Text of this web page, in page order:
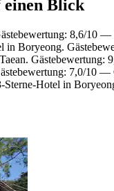
einen Blick
8,6/10 —
in Boryeong.
Gästebewertung:
7,0/10 —
Hotel in